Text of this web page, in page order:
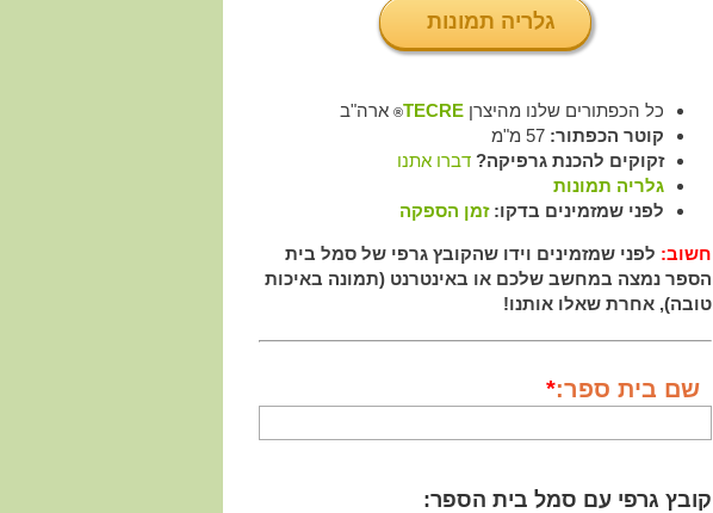
גלריה תמונות
כל הכפתורים שלנו מהיצרן TECRE
® ארה"ב
קוטר הכפתור:
זקוקים להכנת גרפיקה? דברו אתנו
גלריה תמונות
לפני שמזמינים בדקו:זמן הספקה
חשוב: לפני שמזמינים וידו שהקובץ גרפי של סמל בית
הספר נמצה במחשב שלכם או באינטרנט (תמונה באיכות
טובה), אחרת שאלו אותנו!
שם בית ספר:*
קובץ גרפי עם סמל בית הספר: